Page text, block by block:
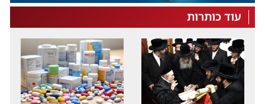
עוד כותרות